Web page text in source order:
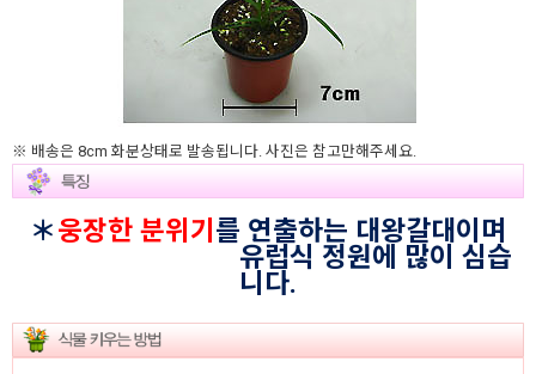
※ 배송은 8cm 화분상태로 발송됩니다. 사진은 참고만해주세요.
＊웅장한 분위기를 연출하는 대왕갈대이며
유럽식 정원에 많이 심습
니다.